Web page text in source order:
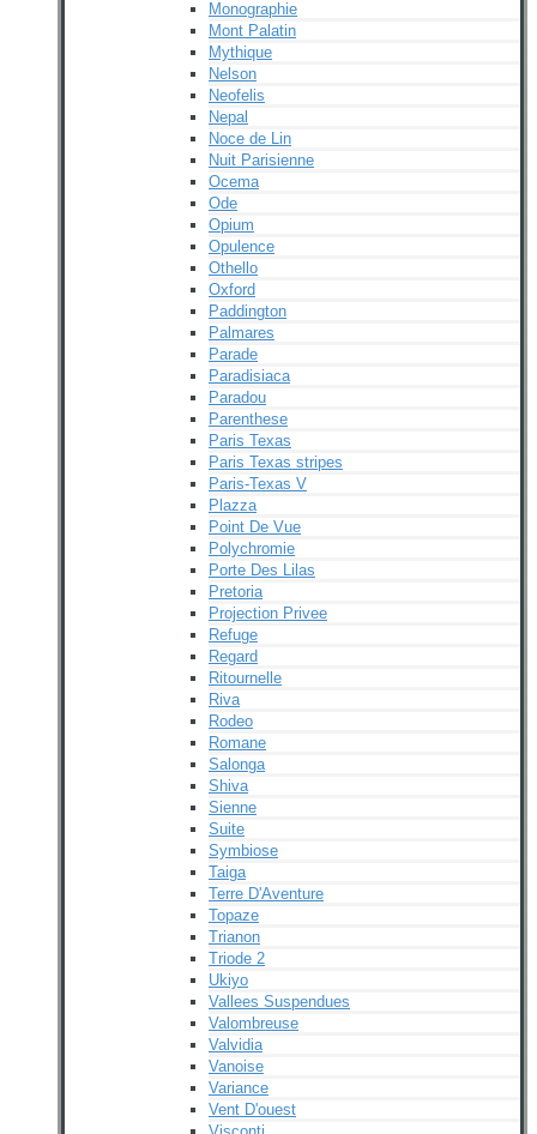
Monographie
Mont Palatin
Mythique
Nelson
Neofelis
Nepal
Noce de Lin
Nuit Parisienne
Ocema
Ode
Opium
Opulence
Othello
Oxford
Paddington
Palmares
Parade
Paradisiaca
Paradou
Parenthese
Paris Texas
Paris Texas stripes
Paris-Texas V
Plazza
Point De Vue
Polychromie
Porte Des Lilas
Pretoria
Projection Privee
Refuge
Regard
Ritournelle
Riva
Rodeo
Romane
Salonga
Shiva
Sienne
Suite
Symbiose
Taiga
Terre D'Aventure
Topaze
Trianon
Triode 2
Ukiyo
Vallees Suspendues
Valombreuse
Valvidia
Vanoise
Variance
Vent D'ouest